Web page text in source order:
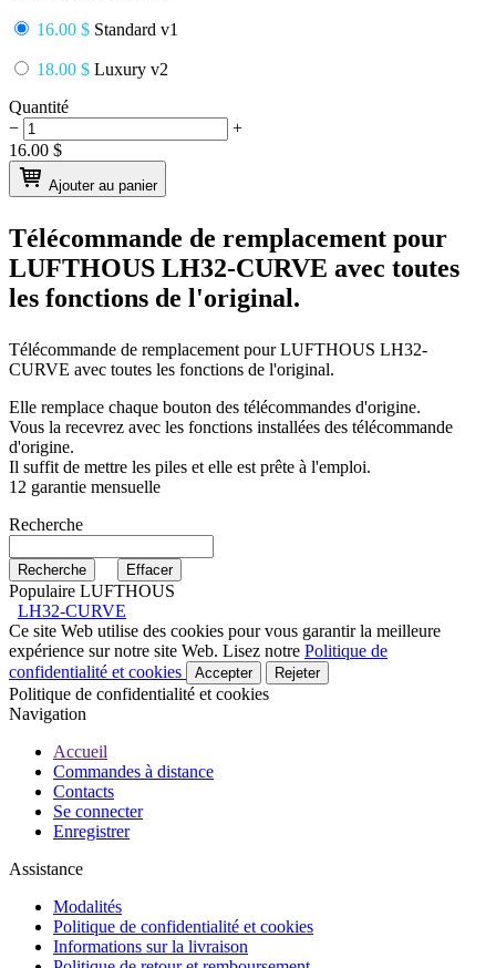
16.00 $ Standard v1
18.00 $ Luxury v2
Quantité
−
+
16.00 $
Ajouter au panier
Télécommande de remplacement pour
LUFTHOUS LH32-CURVE avec toutes
les fonctions de l'original.
Télécommande de remplacement pourLUFTHOUS LH32-
CURVE avec toutes les fonctions de l'original.
Elle remplace chaque bouton des télécommandes d'origine.
Vous la recevrez avec les fonctions installées des télécommande
d'origine.
Il suffit de mettre les piles et elle est prête à l'emploi.
12 garantie mensuelle
Recherche
Populaire LUFTHOUS
LH32-CURVE
Ce site Web utilise des cookies pour vous garantir la meilleure
expérience sur notre site Web. Lisez notre Politique de
confidentialité et cookies
Accepter Rejeter
Politique de confidentialité et cookies
Navigation
Accueil
Commandes à distance
Contacts
Se connecter
Enregistrer
Assistance
Modalités
Politique de confidentialité et cookies
Informations sur la livraison